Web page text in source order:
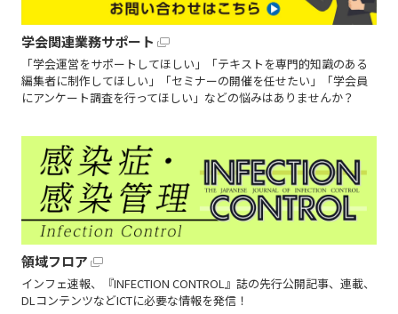
学会関連業務サポート
「学会運営をサポートしてほしい」「テキストを専門的知識のある
編集者に制作してほしい」「セミナーの開催を任せたい」「学会員
にアンケート調査を行ってほしい」などの悩みはありませんか？
領域フロア
インフェ速報、『INFECTION CONTROL』誌の先行公開記事、連載、
DLコンテンツなどICTに必要な情報を発信！